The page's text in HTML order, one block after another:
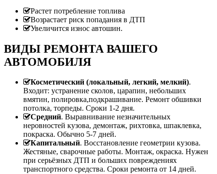
Растет потребление топлива
Возрастает риск попадания в ДТП
Увеличится износ автошин.
ВИДЫ РЕМОНТА ВАШЕГО
АВТОМОБИЛЯ
Косметический (локальный, легкий, мелкий).
Входит: устранение сколов, царапин, небольших
вмятин, полировка,подкрашивание. Ремонт обшивки
потолка, торпеды. Сроки 1-2 дня.
Средний. Выравнивание незначительных
неровностей кузова, демонтаж, рихтовка, шпаклевка,
покраска. Обычно 5-7 дней.
Капитальный. Восстановление геометрии кузова.
Жестяные, сварочные работы. Монтаж, окраска. Нужен
при серьёзных ДТП и больших повреждениях
транспортного средства. Сроки ремонта от 14 дней.